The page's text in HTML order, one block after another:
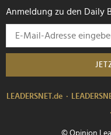
Anmeldung zu den Daily
LEADERSNET.de